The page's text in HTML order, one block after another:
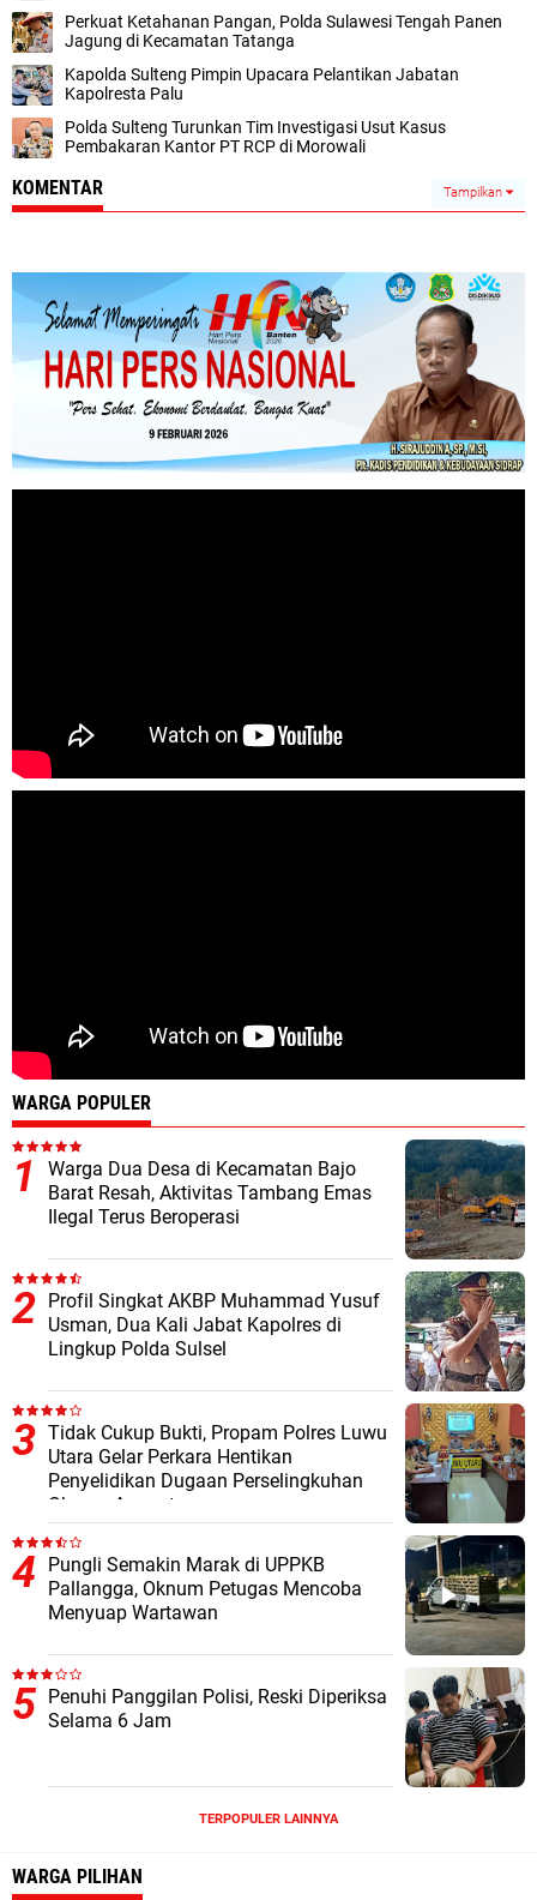
Perkuat Ketahanan Pangan, Polda Sulawesi Tengah Panen
Jagung di Kecamatan Tatanga
Kapolda Sulteng Pimpin Upacara Pelantikan Jabatan
Kapolresta Palu
Polda Sulteng Turunkan Tim Investigasi Usut Kasus
Pembakaran Kantor PT RCP di Morowali
KOMENTAR Tampilkan
WARGA POPULER
Warga Dua Desa di Kecamatan Bajo
Barat Resah, Aktivitas Tambang Emas
Ilegal Terus Beroperasi
Profil Singkat AKBP Muhammad Yusuf
Usman, Dua Kali Jabat Kapolres di
Lingkup Polda Sulsel
Tidak Cukup Bukti, Propam Polres Luwu
Utara Gelar Perkara Hentikan
Penyelidikan Dugaan Perselingkuhan
Oknum Anggota
Pungli Semakin Marak di UPPKB
Pallangga, Oknum Petugas Mencoba
Menyuap Wartawan
Penuhi Panggilan Polisi, Reski Diperiksa
Selama 6 Jam
TERPOPULER LAINNYA
WARGA PILIHAN